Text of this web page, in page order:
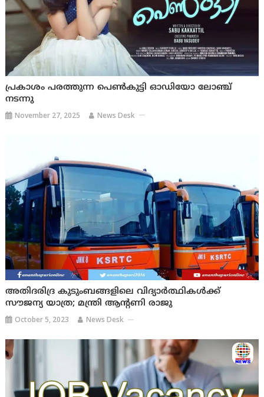
പ്രകാശം പരത്തുന്ന പെൺകുട്ടി ഓഡിയോ ലോഞ്ച്
നടന്നു
November 27, 2025 News Desk
അതിദരിദ്ര കുടുംബങ്ങളിലെ വിദ്യാര്‍ത്ഥികള്‍ക്ക്
സൗജന്യ യാത്ര; മന്ത്രി ആന്റണി രാജു
October 5, 2023 News Desk